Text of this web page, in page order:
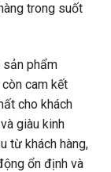
trong suốt
sản phẩm
cam kết
cho khách
giàu kinh
từ khách hàng,
ổn định và